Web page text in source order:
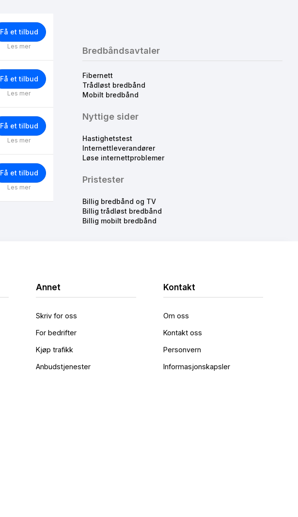
Få et tilbud
Les mer
Få et tilbud
Les mer
Få et tilbud
Les mer
Få et tilbud
Les mer
Bredbåndsavtaler
Fibernett
Trådløst bredbånd
Mobilt bredbånd
Nyttige sider
Hastighetstest
Internettleverandører
Løse internettproblemer
Pristester
Billig bredbånd og TV
Billig trådløst bredbånd
Billig mobilt bredbånd
Annet
Skriv for oss
For bedrifter
Kjøp trafikk
Anbudstjenester
Kontakt
Om oss
Kontakt oss
Personvern
Informasjonskapsler